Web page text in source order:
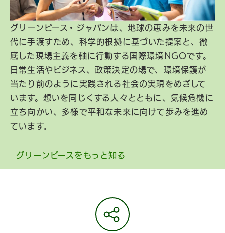
グリーンピース・ジャパンは、地球の恵みを未来の世
代に手渡すため、科学的根拠に基づいた提案と、徹
底した現場主義を軸に行動する国際環境NGOです。
日常生活やビジネス、政策決定の場で、環境保護が
当たり前のように実践される社会の実現をめざして
います。想いを同じくする人々とともに、気候危機に
立ち向かい、多様で平和な未来に向けて歩みを進め
ています。
グリーンピースをもっと知る